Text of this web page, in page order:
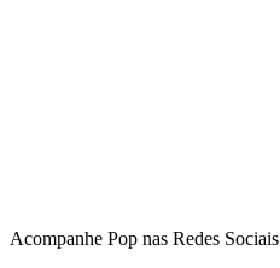
Acompanhe Pop nas Redes Sociais